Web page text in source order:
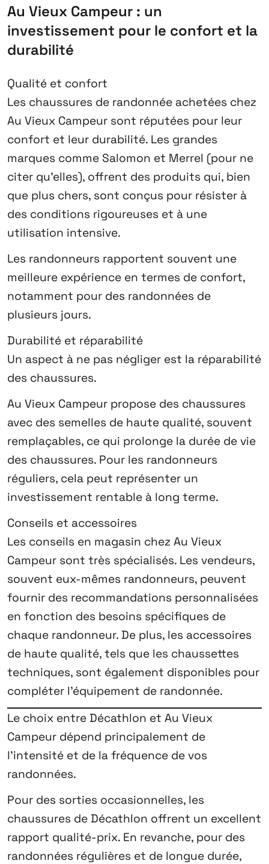
Au Vieux Campeur : un
investissement pour le confort et la
durabilité
Qualité et confort
Les chaussures de randonnée achetées chez
Au Vieux Campeur sont réputées pour leur
confort et leur durabilité. Les grandes
marques comme Salomon et Merrel (pour ne
citer qu’elles), offrent des produits qui, bien
que plus chers, sont conçus pour résister à
des conditions rigoureuses et à une
utilisation intensive.
Les randonneurs rapportent souvent une
meilleure expérience en termes de confort,
notamment pour des randonnées de
plusieurs jours.
Durabilité et réparabilité
Un aspect à ne pas négliger est la réparabilité
des chaussures.
Au Vieux Campeur propose des chaussures
avec des semelles de haute qualité, souvent
remplaçables, ce qui prolonge la durée de vie
des chaussures. Pour les randonneurs
réguliers, cela peut représenter un
investissement rentable à long terme.
Conseils et accessoires
Les conseils en magasin chez Au Vieux
Campeur sont très spécialisés. Les vendeurs,
souvent eux-mêmes randonneurs, peuvent
fournir des recommandations personnalisées
en fonction des besoins spécifiques de
chaque randonneur. De plus, les accessoires
de haute qualité, tels que les chaussettes
techniques, sont également disponibles pour
compléter l’équipement de randonnée.
Le choix entre Décathlon et Au Vieux
Campeur dépend principalement de
l’intensité et de la fréquence de vos
randonnées.
Pour des sorties occasionnelles, les
chaussures de Décathlon offrent un excellent
rapport qualité-prix. En revanche, pour des
randonnées régulières et de longue durée,